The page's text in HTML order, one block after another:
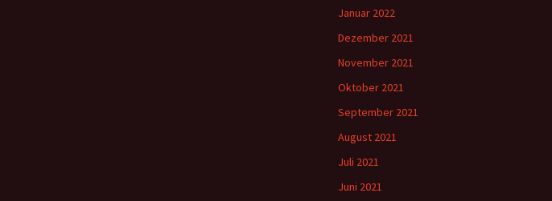
Januar 2022
Dezember 2021
November 2021
Oktober 2021
September 2021
August 2021
Juli 2021
Juni 2021